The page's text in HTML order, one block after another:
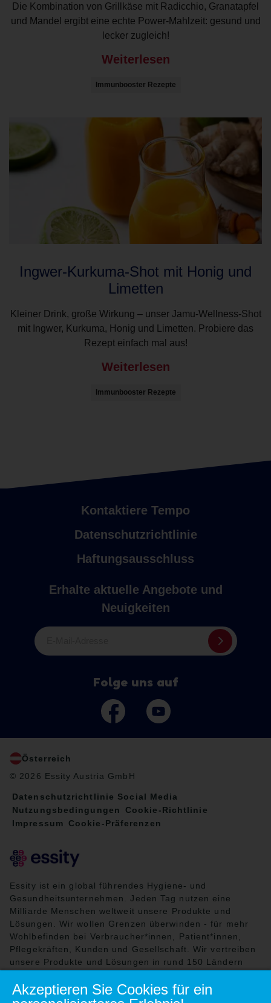
Die Kombination von Grillkäse mit Radicchio, Granatapfel
und Mandel ergibt eine echte Power-Mahlzeit: gesund und
lecker zugleich!
Weiterlesen
Immunbooster Rezepte
Ingwer-Kurkuma-Shot mit Honig und
Limetten
Kleiner Drink, große Wirkung – unser Jamu-Wellness-Shot
mit Ingwer, Kurkuma, Honig und Limetten. Probiere das
Rezept einfach mal aus!
Weiterlesen
Immunbooster Rezepte
Kontaktiere Tempo
Datenschutzrichtlinie
Haftungsausschluss
Erhalte aktuelle Angebote und
Neuigkeiten
Folge uns auf
Österreich
© 2026 Essity Austria GmbH
Datenschutzrichtlinie Social Media
Nutzungsbedingungen
Cookie-Richtlinie
Impressum
Cookie-Präferenzen
Essity ist ein global führendes Hygiene- und
Gesundheitsunternehmen. Jeden Tag nutzen eine
Milliarde Menschen weltweit unsere Produkte und
Lösungen. Wir wollen Grenzen überwinden - für mehr
Wohlbefinden bei Verbraucher*innen, Patient*innen,
Pflegekräften, Kunden und Gesellschaft. Wir vertreiben
unsere Produkte und Lösungen in rund 150 Ländern
Weltmarktführer TENA und Tork, aber auch bekannte
Marken wie Actimove, Cutimed, JOBST, Knix,
Akzeptieren Sie Cookies für ein